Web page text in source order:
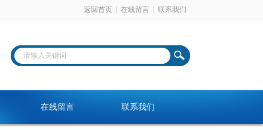
返回首页 在线留言 联系我们
在线留言 联系我们